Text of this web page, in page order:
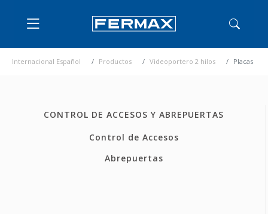
Internacional Español Productos Videoportero 2 hilos Placas
CONTROL DE ACCESOS Y ABREPUERTAS
Control de Accesos
Abrepuertas